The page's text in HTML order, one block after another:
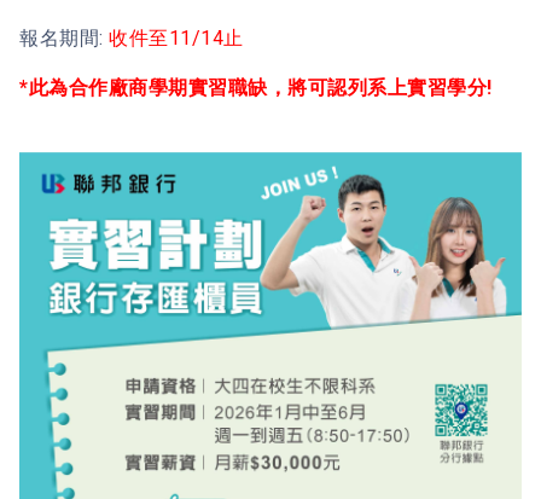
報名期間:收件至11/14止
*此為合作廠商學期實習職缺，將可認列系上實習學分!